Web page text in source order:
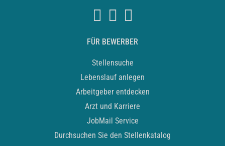
FÜR BEWERBER
Stellensuche
Lebenslauf anlegen
Arbeitgeber entdecken
Arzt und Karriere
JobMail Service
Durchsuchen Sie den Stellenkatalog